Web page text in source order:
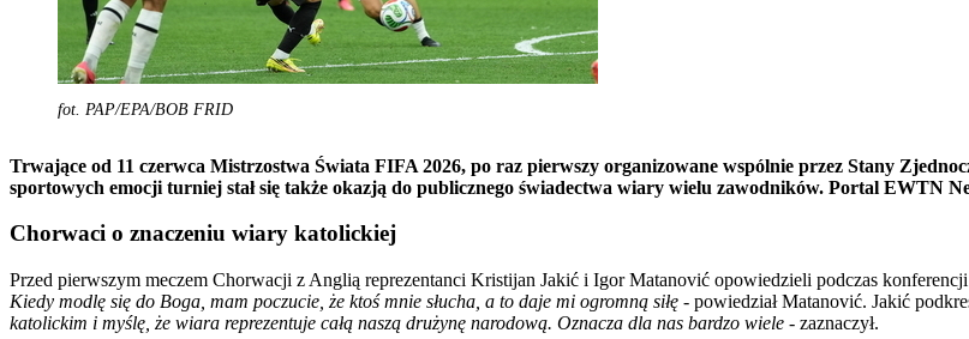
fot. PAP/EPA/BOB FRID
Trwające od 11 czerwca Mistrzostwa Świata FIFA 2026, po raz pierwszy organizowane wspólnie przez Stany
sportowych emocji turniej stał się także okazją do publicznego świadectwa wiary wielu zawodników. Portal EWTN
Chorwaci o znaczeniu wiary katolickiej
Przed pierwszym meczem Chorwacji z Anglią reprezentanci Kristijan Jakić i Igor Matanović opowiedzieli podczas
Kiedy modlę się do Boga, mam poczucie, że ktoś mnie słucha, a to daje mi ogromną siłę - powiedział Matanović. Jakić
katolickim i myślę, że wiara reprezentuje całą naszą drużynę narodową. Oznacza dla nas bardzo wiele - zaznaczył.